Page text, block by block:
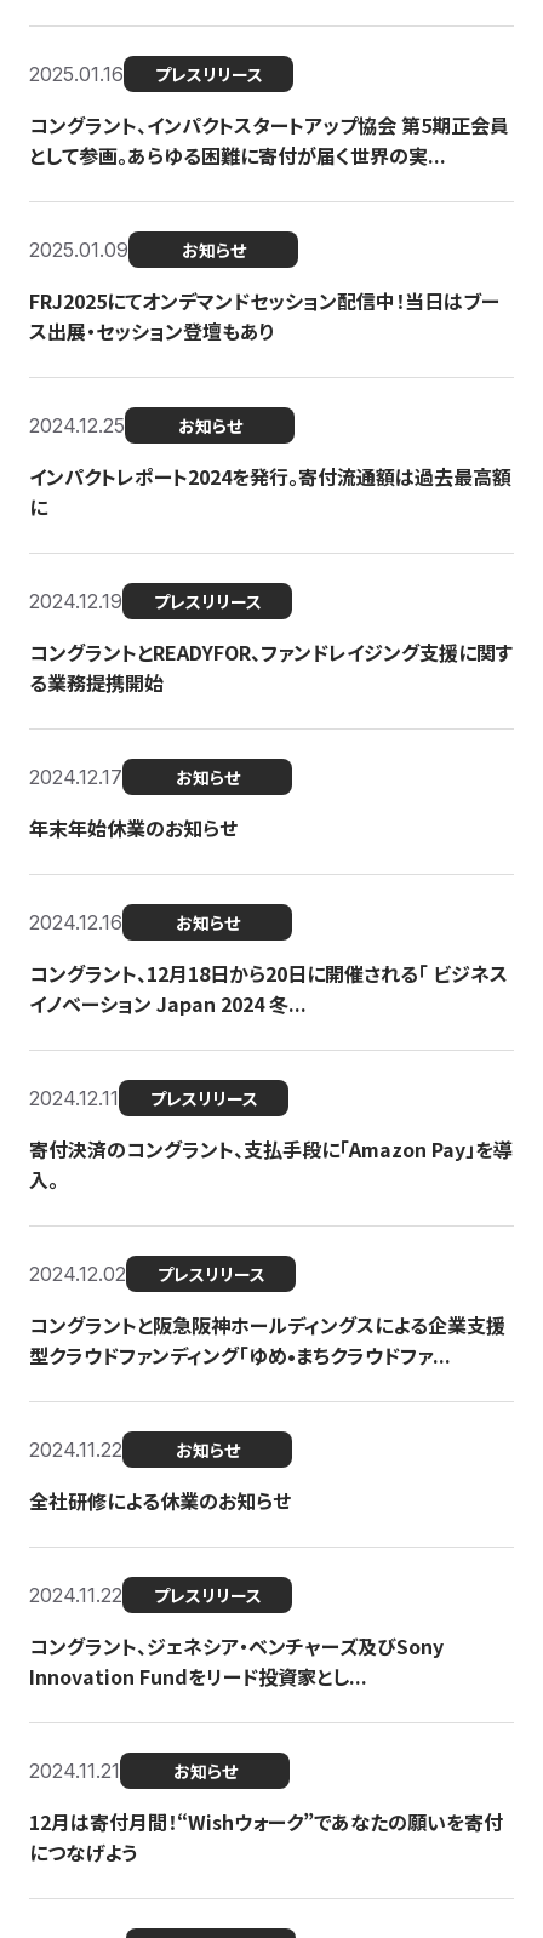
2025.01.16 プレスリリース
コングラント、インパクトスタートアップ協会 第5期正会員
として参画。あらゆる困難に寄付が届く世界の実...
2025.01.09 お知らせ
FRJ2025にてオンデマンドセッション配信中！当日はブー
ス出展・セッション登壇もあり
2024.12.25 お知らせ
インパクトレポート2024を発行。寄付流通額は過去最高額
に
2024.12.19 プレスリリース
コングラントとREADYFOR、ファンドレイジング支援に関す
る業務提携開始
2024.12.17 お知らせ
年末年始休業のお知らせ
2024.12.16 お知らせ
コングラント、12月18日から20日に開催される「 ビジネス
イノベーション Japan 2024 冬...
2024.12.11 プレスリリース
寄付決済のコングラント、支払手段に「Amazon Pay」を導
入。
2024.12.02 プレスリリース
コングラントと阪急阪神ホールディングスによる企業支援
型クラウドファンディング「ゆめ•まちクラウドファ...
2024.11.22 お知らせ
全社研修による休業のお知らせ
2024.11.22 プレスリリース
コングラント、ジェネシア・ベンチャーズ及びSony
Innovation Fundをリード投資家とし...
2024.11.21 お知らせ
12月は寄付月間！“Wishウォーク”であなたの願いを寄付
につなげよう